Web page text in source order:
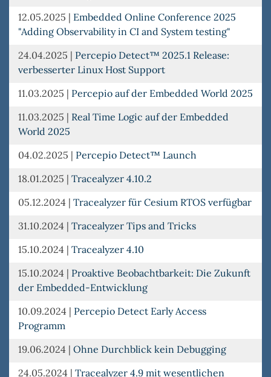
12.05.2025 | Embedded Online Conference 2025
"Adding Observability in CI and System testing"
24.04.2025 | Percepio Detect™ 2025.1 Release:
verbesserter Linux Host Support
11.03.2025 | Percepio auf der Embedded World 2025
11.03.2025 | Real Time Logic auf der Embedded
World 2025
04.02.2025 | Percepio Detect™ Launch
18.01.2025 | Tracealyzer 4.10.2
05.12.2024 | Tracealyzer für Cesium RTOS verfügbar
31.10.2024 | Tracealyzer Tips and Tricks
15.10.2024 | Tracealyzer 4.10
15.10.2024 | Proaktive Beobachtbarkeit: Die Zukunft
der Embedded-Entwicklung
10.09.2024 | Percepio Detect Early Access
Programm
19.06.2024 | Ohne Durchblick kein Debugging
24.05.2024 | Tracealyzer 4.9 mit wesentlichen